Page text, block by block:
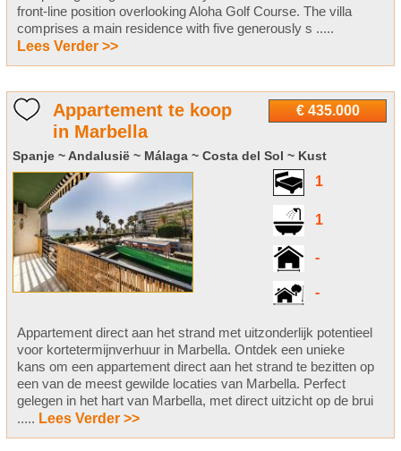
front-line position overlooking Aloha Golf Course. The villa
comprises a main residence with five generously s .....
Lees Verder >>
€ 435.000
Appartement te koop
in Marbella
Spanje ~ Andalusië ~ Málaga ~ Costa del Sol ~ Kust
1
1
-
-
Appartement direct aan het strand met uitzonderlijk potentieel
voor kortetermijnverhuur in Marbella. Ontdek een unieke
kans om een appartement direct aan het strand te bezitten op
een van de meest gewilde locaties van Marbella. Perfect
gelegen in het hart van Marbella, met direct uitzicht op de brui
..... Lees Verder >>